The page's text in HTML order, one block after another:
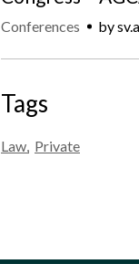
Conferences by
Tags
Law Private